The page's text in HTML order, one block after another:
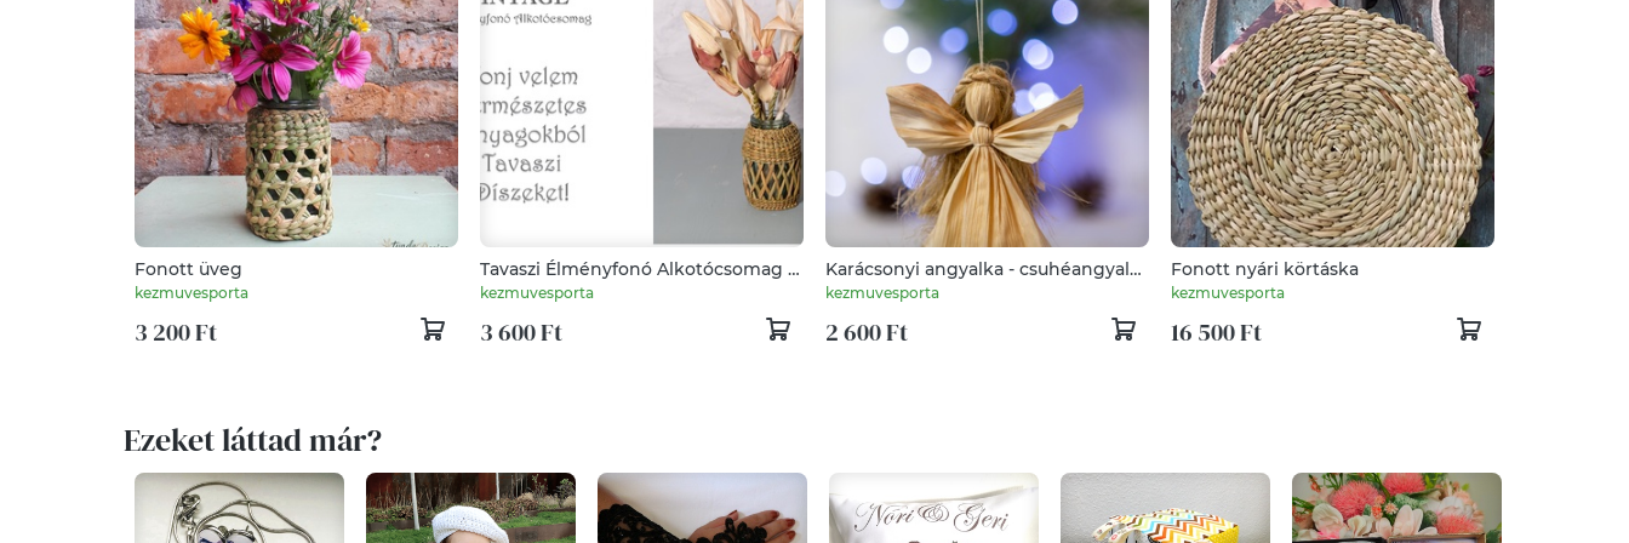
Fonott üveg
kezmuvesporta
3 200 Ft
Tavaszi Élményfonó Alkotócsomag -
Készíts velem tulipánt és nyuszit
csuhéból
kezmuvesporta
3 600 Ft
Karácsonyi angyalka - csuhéangyal
(3 db egy csomagban)
kezmuvesporta
2 600 Ft
Fonott nyári körtáska
kezmuvesporta
16 500 Ft
Ezeket láttad már?